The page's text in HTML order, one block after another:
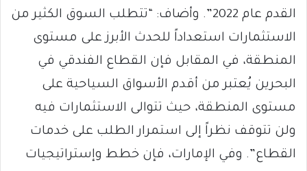
القدم عام 2022”. وأضاف: “تتطلب السوق الكثير من
الاستثمارات استعداداً للحدث الأبرز على مستوى
المنطقة، في المقابل فإن القطاع الفندقي في
البحرين يُعتبر من أقدم الأسواق السياحية على
مستوى المنطقة، حيث تتوالى الاستثمارات فيه
ولن تتوقف نظراً إلى استمرار الطلب على خدمات
القطاع”. وفي الإمارات، فإن خطط وإستراتيجيات